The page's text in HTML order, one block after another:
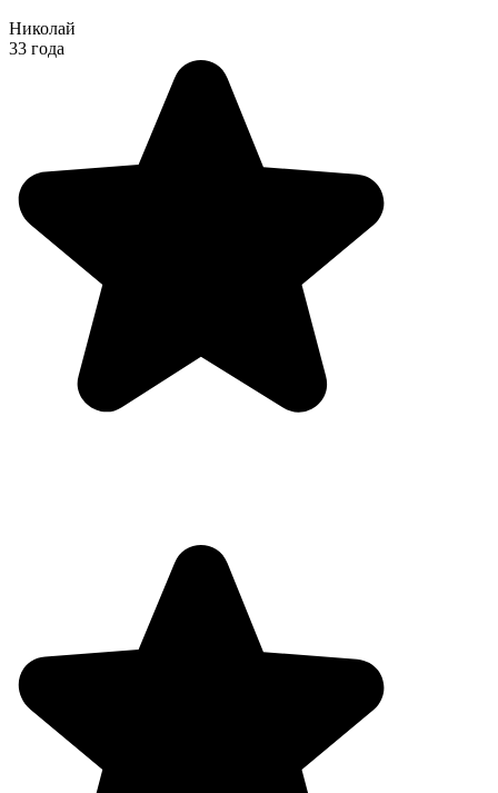
Николай
33 года